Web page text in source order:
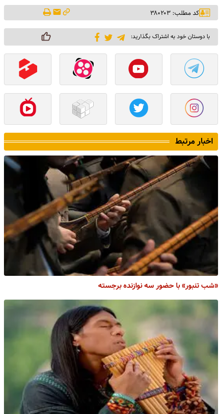
کد مطلب: ۳۸۰۲۰۳
با دوستان خود به اشتراک بگذارید:
اخبار مرتبط
«شب تنبور» با حضور سه نوازنده برجسته